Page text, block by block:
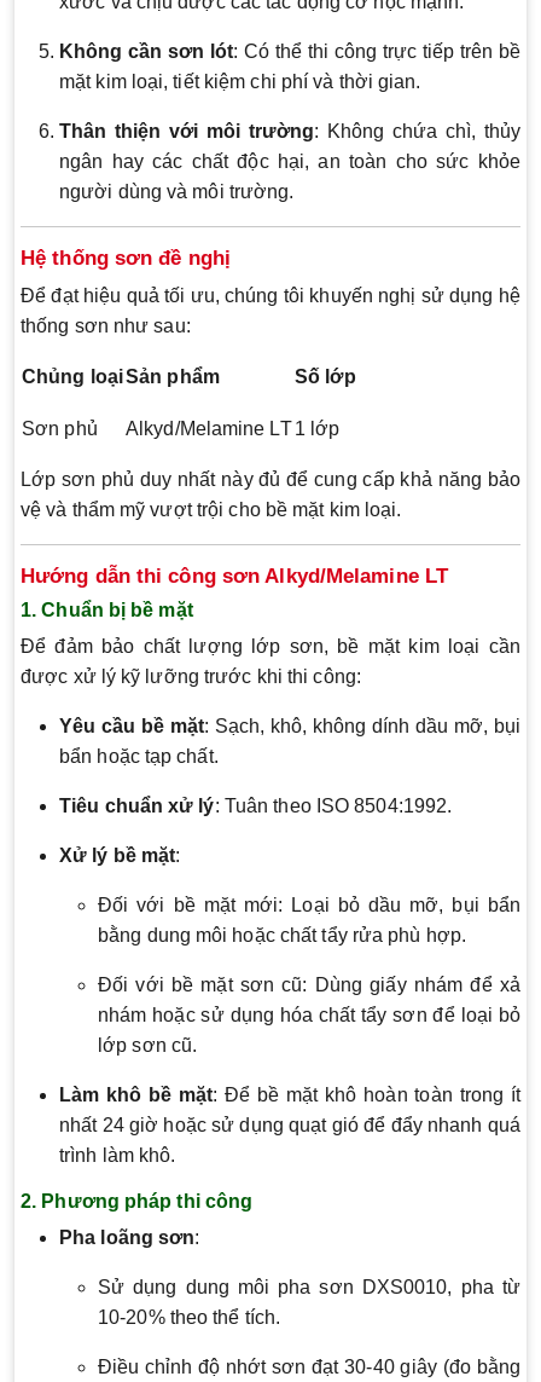
Không cần sơn lót: Có thể thi công trực tiếp trên bề
mặt kim loại, tiết kiệm chi phí và thời gian.
Thân thiện với môi trường: Không chứa chì, thủy
ngân hay các chất độc hại, an toàn cho sức khỏe
người dùng và môi trường.
Hệ thống sơn đề nghị
Để đạt hiệu quả tối ưu, chúng tôi khuyến nghị sử dụng hệ
thống sơn như sau:
Chủng loạiSản phẩm Số lớp
Sơn phủ Alkyd/Melamine LT1 lớp
Lớp sơn phủ duy nhất này đủ để cung cấp khả năng bảo
vệ và thẩm mỹ vượt trội cho bề mặt kim loại.
Hướng dẫn thi công sơn Alkyd/Melamine LT
1. Chuẩn bị bề mặt
Để đảm bảo chất lượng lớp sơn, bề mặt kim loại cần
được xử lý kỹ lưỡng trước khi thi công:
Yêu cầu bề mặt: Sạch, khô, không dính dầu mỡ, bụi
bẩn hoặc tạp chất.
Tiêu chuẩn xử lý: Tuân theo ISO 8504:1992.
Xử lý bề mặt:
Đối với bề mặt mới: Loại bỏ dầu mỡ, bụi bẩn
bằng dung môi hoặc chất tẩy rửa phù hợp.
Đối với bề mặt sơn cũ: Dùng giấy nhám để xả
nhám hoặc sử dụng hóa chất tẩy sơn để loại bỏ
lớp sơn cũ.
Làm khô bề mặt: Để bề mặt khô hoàn toàn trong ít
nhất 24 giờ hoặc sử dụng quạt gió để đẩy nhanh quá
trình làm khô.
2. Phương pháp thi công
Pha loãng sơn:
Sử dụng dung môi pha sơn DXS0010, pha từ
10-20% theo thể tích.
Điều chỉnh độ nhớt sơn đạt 30-40 giây (đo bằng